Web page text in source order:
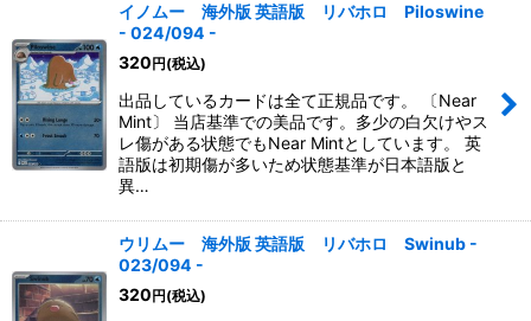
イノムー 海外版 英語版 リバホロ Piloswine
- 024/094 -
320円(税込)
出品しているカードは全て正規品です。 〔Near
Mint〕 当店基準での美品です。多少の白欠けやス
レ傷がある状態でもNear Mintとしています。 英
語版は初期傷が多いため状態基準が日本語版と
異…
ウリムー 海外版 英語版 リバホロ Swinub -
023/094 -
320円(税込)